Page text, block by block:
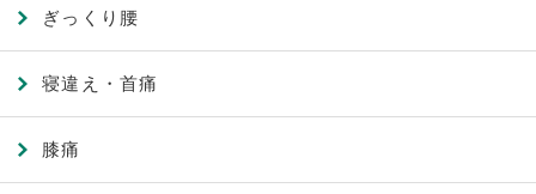
ぎっくり腰
寝違え・首痛
膝痛